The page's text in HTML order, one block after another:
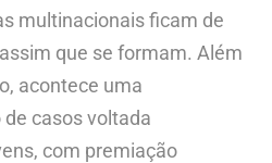
multinacionais ficam de
que se formam. Além
acontece uma
casos voltada
com premiação